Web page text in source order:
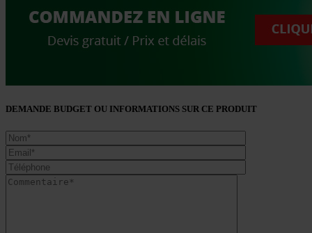
DEMANDE BUDGET OU INFORMATIONS SUR CE PRODUIT